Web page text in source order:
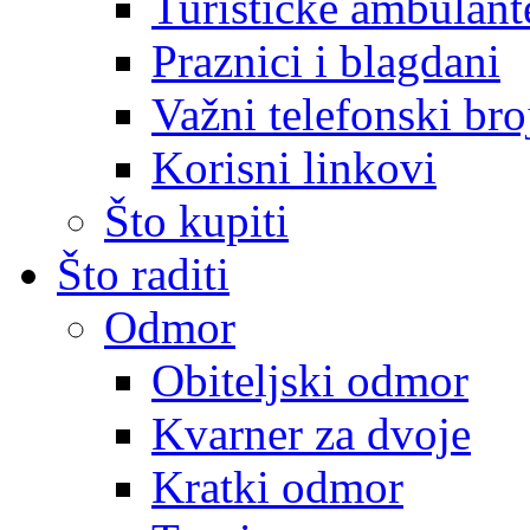
Praznici i blagdani
Važni telefonski
Korisni linkovi
Što kupiti
Što raditi
Odmor
Obiteljski odmor
Kvarner za dvoje
Kratki odmor